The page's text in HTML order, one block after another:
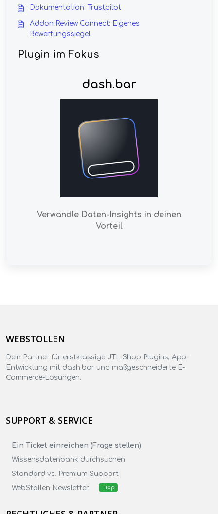
Dokumentation: Trustpilot
Addon Review Connect: Eigenes
Bewertungssiegel
Plugin im Fokus
dash.bar
Verwandle Daten-Insights in deinen
Vorteil
WEBSTOLLEN
Dein Partner für erstklassige JTL-Shop Plugins, App-
Entwicklung mit dash.bar und maßgeschneiderte E-
Commerce-Lösungen.
SUPPORT & SERVICE
Ein Ticket einreichen (Frage stellen)
Wissensdatenbank durchsuchen
Standard vs. Premium Support
WebStollen Newsletter
Tipp